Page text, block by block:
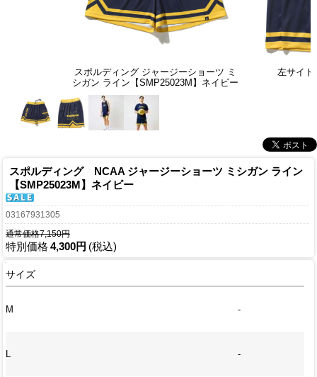
スポルディング ジャージーショーツ ミ
シガン ライン【SMP25023M】ネイビー
左サイド
スポルディング NCAA ジャージーショーツ ミシガン ライン
【SMP25023M】ネイビー
03167931305
通常価格7,150円
特別価格 4,300円 (税込)
サイズ
M -
L -